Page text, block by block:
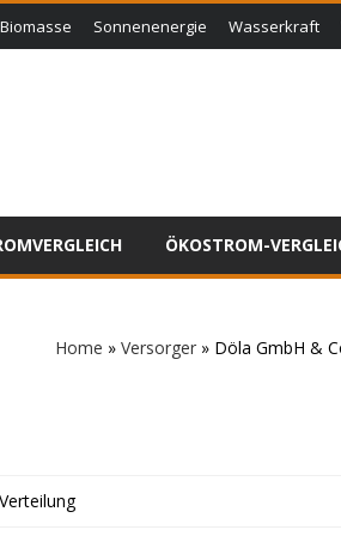
Biomasse Sonnenenergie Wasserkraft
ÖKOSTROM-
Home » Versorger » Döla GmbH &